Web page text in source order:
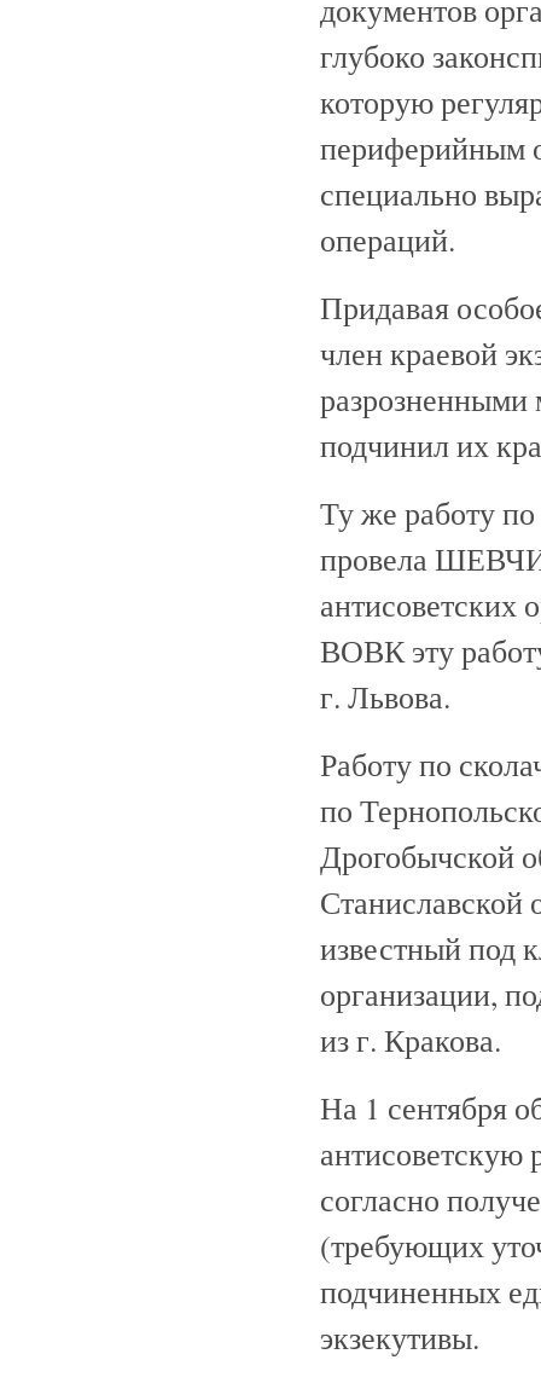
документов
глубоко
которую
периферийным
специально
операций.
Придавая
член краевой
подчинил их
Ту же работу
провела
ВОВК эту
г. Львова.
Работу по
по
Дрогобычской
Станиславской
известный под
организации,
из г. Кракова.
На 1 сентября
антисоветскую
согласно
(требующих
подчиненных
экзекутивы.